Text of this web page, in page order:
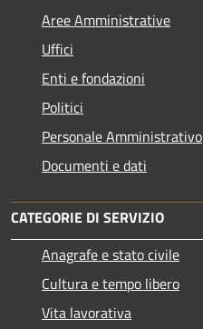
Aree Amministrative
Uffici
Enti e fondazioni
Politici
Personale Amministrativo
Documenti e dati
CATEGORIE DI SERVIZIO
Anagrafe e stato civile
Cultura e tempo libero
Vita lavorativa